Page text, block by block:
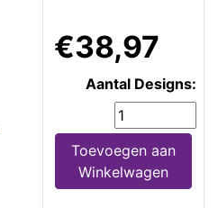
€38,97
Aantal Designs:
Toevoegen aan
Winkelwagen